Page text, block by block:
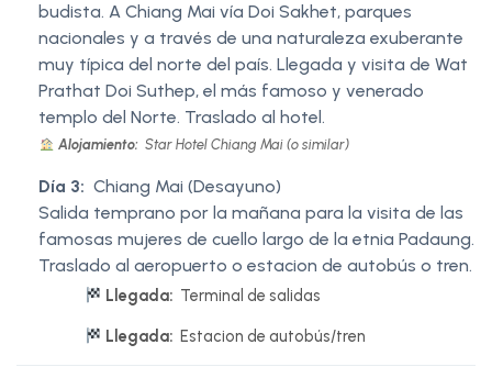
budista. A Chiang Mai vía Doi Sakhet, parques
nacionales y a través de una naturaleza exuberante
muy típica del norte del país. Llegada y visita de Wat
Prathat Doi Suthep, el más famoso y venerado
templo del Norte. Traslado al hotel.
Alojamiento: Star Hotel Chiang Mai (o similar)
Día 3: Chiang Mai (Desayuno)
Salida temprano por la mañana para la visita de las
famosas mujeres de cuello largo de la etnia Padaung.
Traslado al aeropuerto o estacion de autobús o tren.
Llegada: Terminal de salidas
Llegada: Estacion de autobús/tren